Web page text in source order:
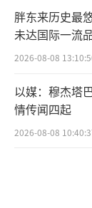
胖东来历史最
未达国际一流
2026-08-08
以媒：穆杰塔
情传闻四起
2026-08-08